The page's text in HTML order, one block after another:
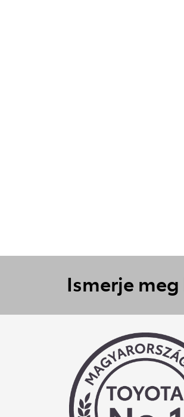
Ismerje meg